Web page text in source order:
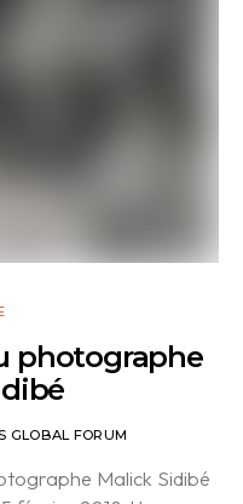
photographe
GLOBAL FORUM
Malick Sidibé